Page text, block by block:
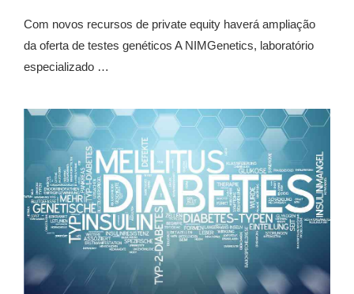
Com novos recursos de private equity haverá ampliação
da oferta de testes genéticos A NIMGenetics, laboratório
especializado …